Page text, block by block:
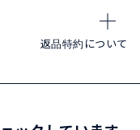
返品特約について